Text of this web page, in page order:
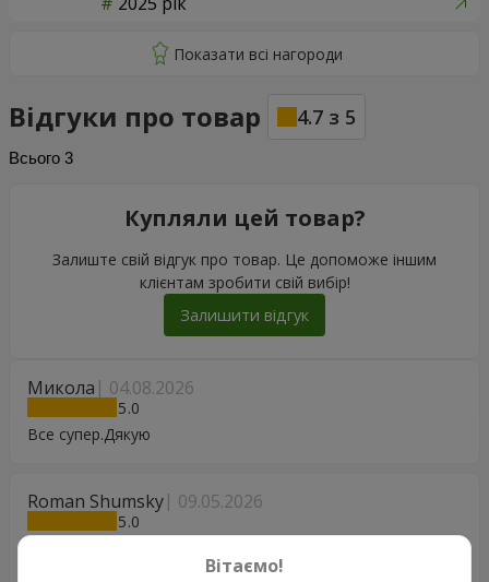
Відгуки про товар 4.7 з 5
Всього 3
Микола 04.08.2026
5
Все супер.Дякую
Roman Shumsky 09.05.2026
5
Купляли цей товар?
Залиште свій відгук про товар. Це допоможе іншим
клієнтам зробити свій вибір!
Залишити відгук
Вітаємо!